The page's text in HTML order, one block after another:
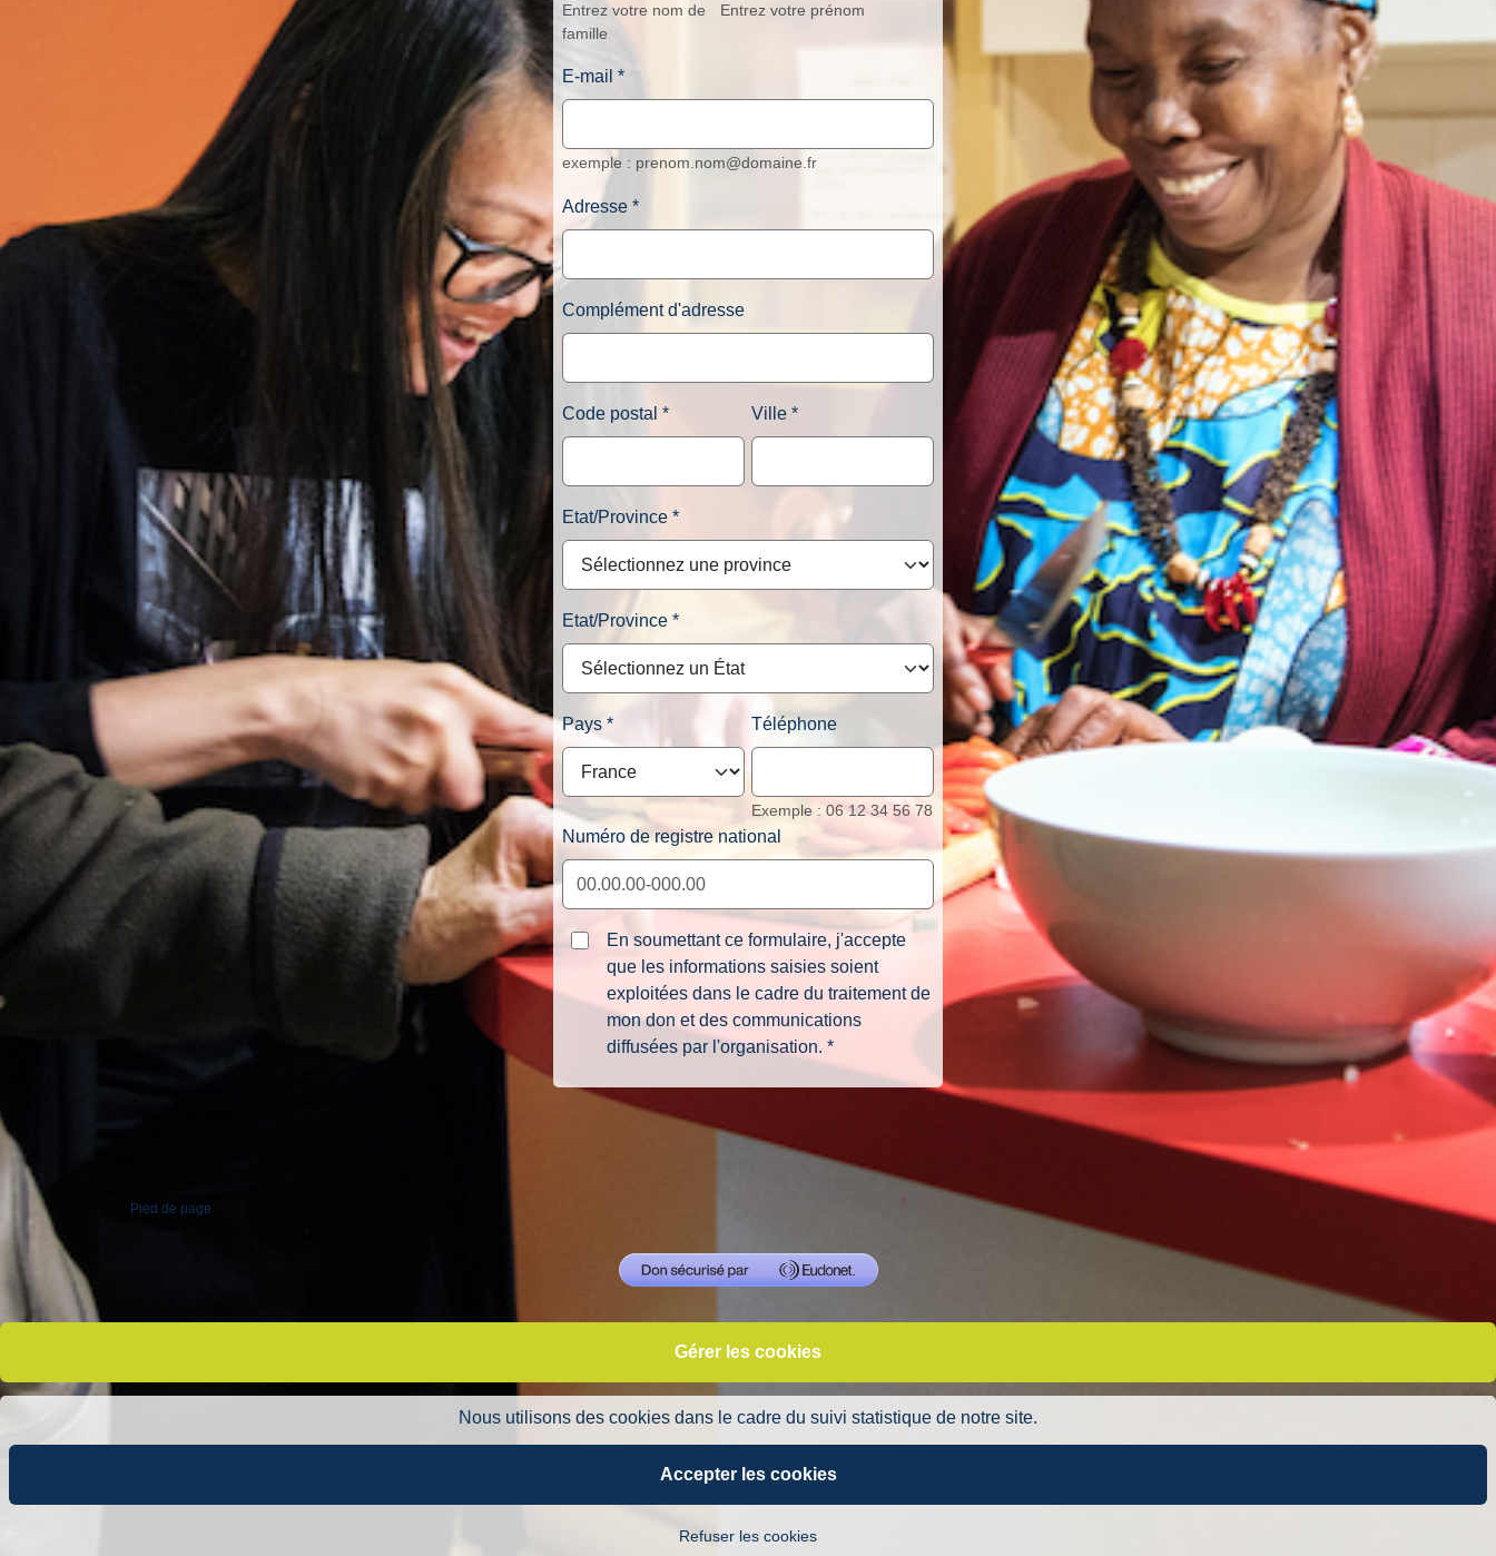
Entrez votre nom de
famille
Entrez votre prénom
E-mail
exemple : prenom.nom@domaine.fr
Adresse
Complément d'adresse
Code postal Ville
Etat/Province
Etat/Province
Pays Téléphone
Exemple : 06 12 34 56 78
Numéro de registre national
En soumettant ce formulaire, j'accepte
que les informations saisies soient
exploitées dans le cadre du traitement de
mon don et des communications
diffusées par l'organisation.
Pied de page
Gérer les cookies
Nous utilisons des cookies dans le cadre du suivi statistique de notre site.
Accepter les cookies
Refuser les cookies